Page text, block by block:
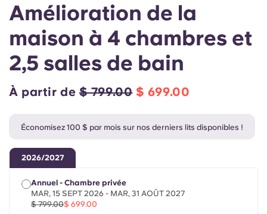
Chinese
Español
French
Se connecter
Amélioration de la
maison à 4 chambres et
2,5 salles de bain
À partir de$ 799.00 $ 699.00
Économisez 100 $ par mois sur nos derniers lits disponibles !
2026/2027
Annuel - Chambre privée
MAR, 15 SEPT 2026 - MAR, 31 AOÛT 2027
$ 799.00$ 699.00